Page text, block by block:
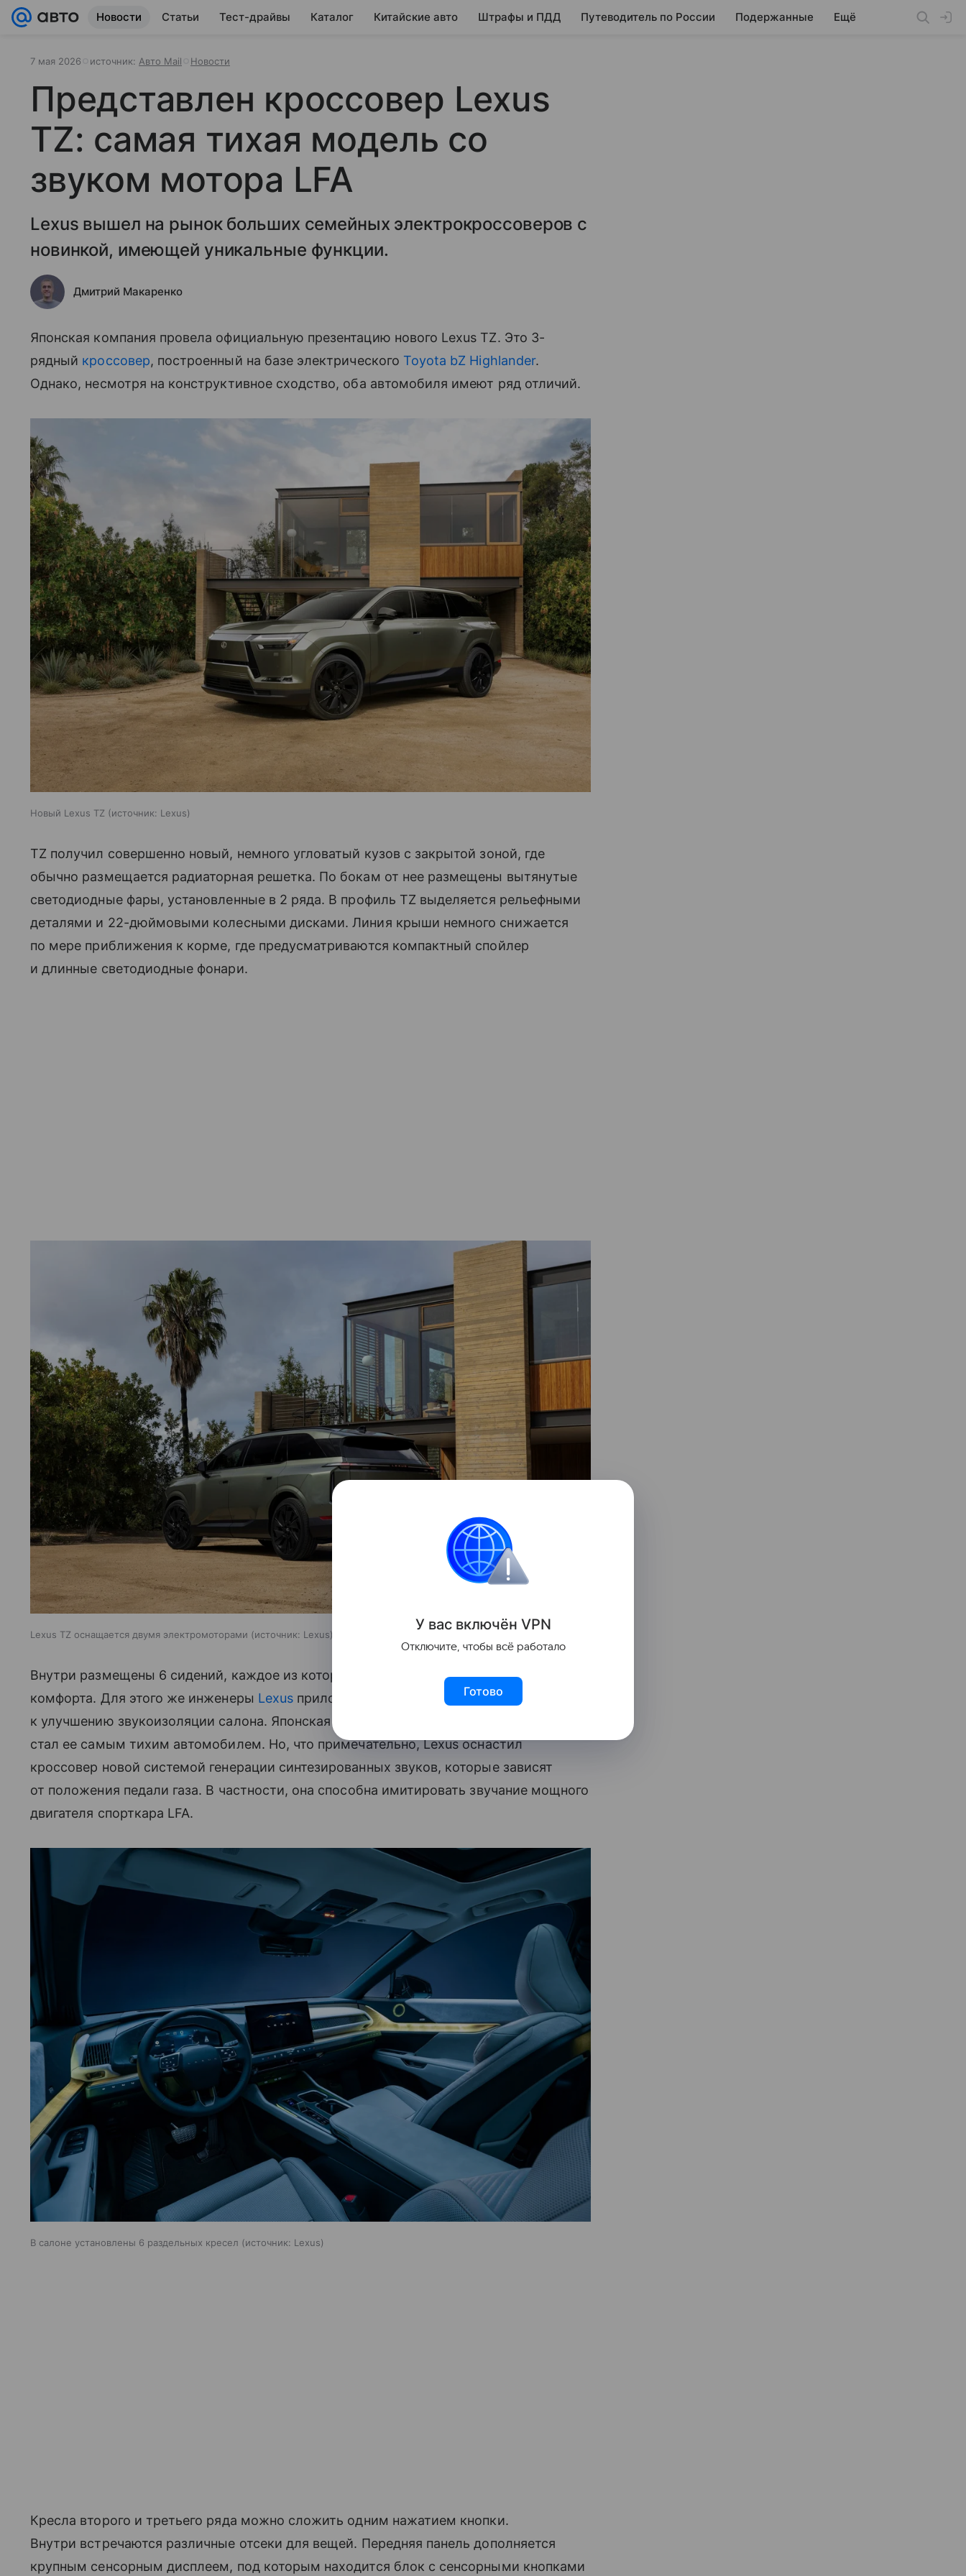
Новости Статьи Тест-драйвы Каталог Китайские авто Штрафы и ПДД Путеводитель по России Подержанные Ещё
7 мая 2026 источник: Авто Mail Новости
Представлен кроссовер Lexus
TZ: самая тихая модель со
звуком мотора LFA
Lexus вышел на рынок больших семейных электрокроссоверов с
новинкой, имеющей уникальные функции.
Дмитрий Макаренко
Японская компания провела официальную презентацию нового Lexus TZ. Это 3-
рядный кроссовер, построенный на базе электрического Toyota bZ Highlander.
Однако, несмотря на конструктивное сходство, оба автомобиля имеют ряд отличий.
Новый Lexus TZ источник: Lexus
TZ получил совершенно новый, немного угловатый кузов с закрытой зоной, где
обычно размещается радиаторная решетка. По бокам от нее размещены вытянутые
светодиодные фары, установленные в 2 ряда. В профиль TZ выделяется рельефными
деталями и 22-дюймовыми колесными дисками. Линия крыши немного снижается
по мере приближения к корме, где предусматриваются компактный спойлер
и длинные светодиодные фонари.
Lexus TZ оснащается двумя электромоторами источник: Lexus
Внутри размещены 6 сидений, каждое из которых обеспечивает высокий уровень
комфорта. Для этого же инженеры Lexus приложили дополнительные усилия
к улучшению звукоизоляции салона. Японская компания утверждает, что новый TZ
стал ее самым тихим автомобилем. Но, что примечательно, Lexus оснастил
кроссовер новой системой генерации синтезированных звуков, которые зависят
от положения педали газа. В частности, она способна имитировать звучание мощного
двигателя спорткара LFA.
В салоне установлены 6 раздельных кресел источник: Lexus
Кресла второго и третьего ряда можно сложить одним нажатием кнопки.
Внутри встречаются различные отсеки для вещей. Передняя панель дополняется
крупным сенсорным дисплеем, под которым находится блок с сенсорными кнопками
У вас включён VPN
Отключите, чтобы всё работало
Готово